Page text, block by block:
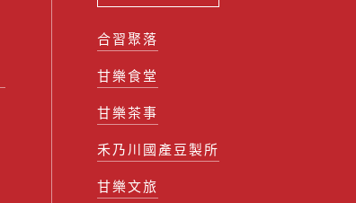
合習聚落
甘樂食堂
甘樂茶事
禾乃川國產豆製所
甘樂文旅